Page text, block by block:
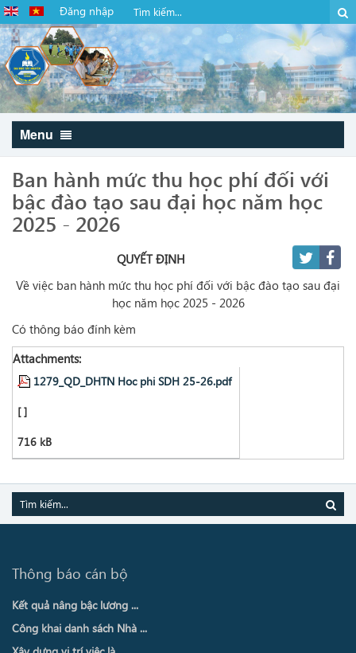
Đăng nhập
Menu
Ban hành mức thu học phí đối với
bậc đào tạo sau đại học năm học
2025 - 2026
QUYẾT ĐỊNH
Về việc ban hành mức thu học phí đối với bậc đào tạo sau đại
học năm học 2025 - 2026
Có thông báo đính kèm
Attachments:
1279_QD_DHTN Hoc phi SDH 25-26.pdf
[ ]
716 kB
Thông báo cán bộ
Kết quả nâng bậc lương ...
Công khai danh sách Nhà ...